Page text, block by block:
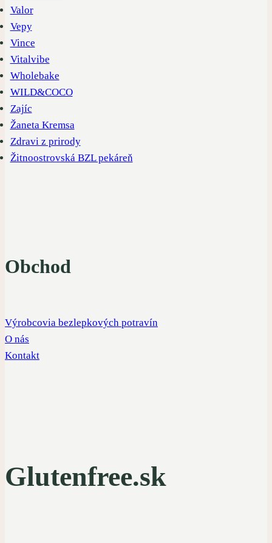
Valor
Vepy
Vince
Vitalvibe
Wholebake
WILD&COCO
Zajíc
Žaneta Kremsa
Zdravi z prirody
Žitnoostrovská BZL pekáreň
Obchod
Výrobcovia bezlepkových potravín
O nás
Kontakt
Glutenfree.sk